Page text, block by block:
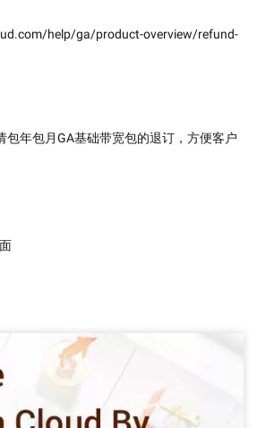
help/ga/product-overview/refund-
包年包月GA基础带宽包的退订，方便客户